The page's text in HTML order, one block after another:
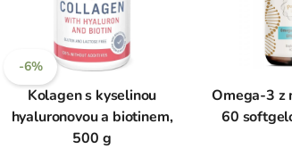
-6%
Kolagen s kyselinou
hyaluronovou a biotinem,
500 g
Omega-3 z
60